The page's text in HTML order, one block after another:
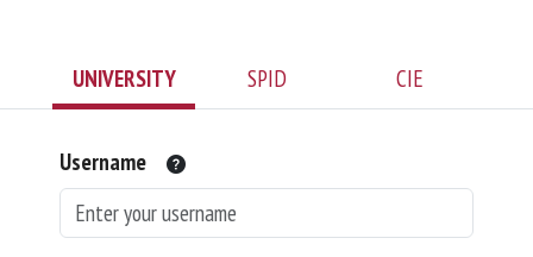
UNIVERSITY SPID CIE
Username